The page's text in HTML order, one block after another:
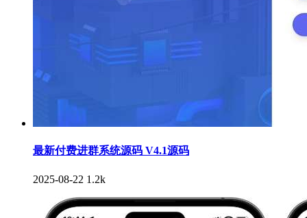
最新付费进群系统源码 V4.1源码
2025-08-22 1.2k